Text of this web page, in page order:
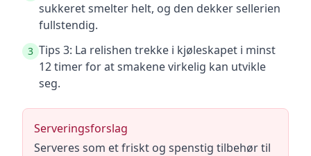
sukkeret smelter helt, og den dekker sellerien
fullstendig.
3 Tips 3: La relishen trekke i kjøleskapet i minst
12 timer for at smakene virkelig kan utvikle
seg.
Serveringsforslag
Serveres som et friskt og spenstig tilbehør til